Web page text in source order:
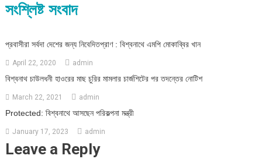
সংশ্লিষ্ট সংবাদ
প্রবাসীরা সর্বদা দেশের জন্য নিবেদিতপ্রাণ : বিশ্বনাথে এমপি মোকাব্বির খান
April 22, 2020 admin
বিশ্বনাথ চাউলধনী হাওরের মাছ চুরির মামলার চার্জশিটের পর তদন্তের নোটিশ
March 22, 2021 admin
Protected: বিশ্বনাথে আসছেন পরিকল্পনা মন্ত্রী
January 17, 2023 admin
Leave a Reply